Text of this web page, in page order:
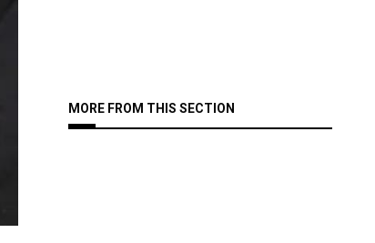
MORE FROM THIS SECTION